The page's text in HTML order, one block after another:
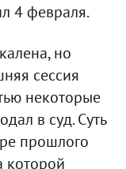
4 февраля.
но
сессия
некоторые
в суд. Суть
прошлого
которой